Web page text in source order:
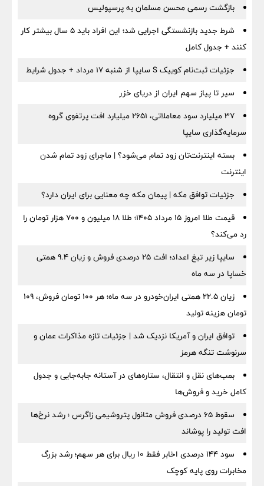
بازگشت رسمی محسن مسلمان به پرسپولیس
شرط جدید بازنشستگی اجرایی شد؛ این افراد باید ۵ سال بیشتر کار
کنند + جدول کامل
جزئیات ثبت‌نام کوییک S سایپا از شنبه ۱۷ مرداد + جدول شرایط
سیر تا پیاز سهم ایران از دریای خزر
۳۷ میلیارد سود معاملاتی، ۲۶۵۱ میلیارد افت پرتفوی گروه
سرمایه‌گذاری سایپا
بسته اینترنت‌تان زود تمام می‌شود؟ | ماجرای زود تمام شدن
اینترنت
جزئیات توافق مکه | پیمان مکه چه معنایی برای ایران دارد؟
قیمت طلا امروز ۱۵ مرداد ۱۴۰۵؛ طلا ۱۸ میلیون و ۷۰۰ هزار تومان را
رد می‌کند؟
سایپا زیر تیغ اعداد؛ افت ۲۵ درصدی فروش و زیان ۹.۴ همتی
خساپا در سه ماه
زیان ۲۲.۵ همتی ایران‌خودرو در سه ماه؛ هر ۱۰۰ تومان فروش، ۱۰۹
تومان هزینه تولید
توافق ایران و آمریکا نزدیک شد | جزئیات تازه مذاکرات عمان و
سرنوشت تنگه هرمز
بمب‌های نقل و انتقال، ستاره‌های در آستانه جابه‌جایی و جدول
کامل خرید و فروش‌ها
سقوط ۶۵ درصدی فروش متانول پتروشیمی زاگرس ؛ رشد نرخ‌ها
افت تولید را پوشاند
سود ۱۴۴ درصدی اخابر فقط ۱۰ ریال برای هر سهم؛ رشد بزرگ
مخابرات روی پایه کوچک